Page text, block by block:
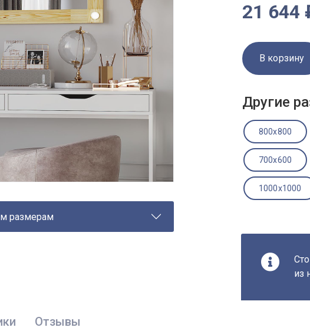
размерам
21 644
В корзину
Другие
800x800
700x600
1000x1000
из
Отзывы